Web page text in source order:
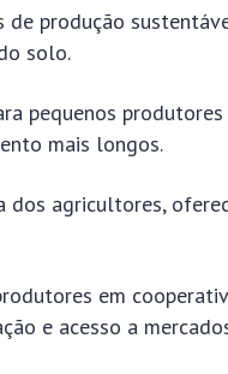
de produção
solo.
pequenos
mais longos.
dos agricultores,
em
e acesso a